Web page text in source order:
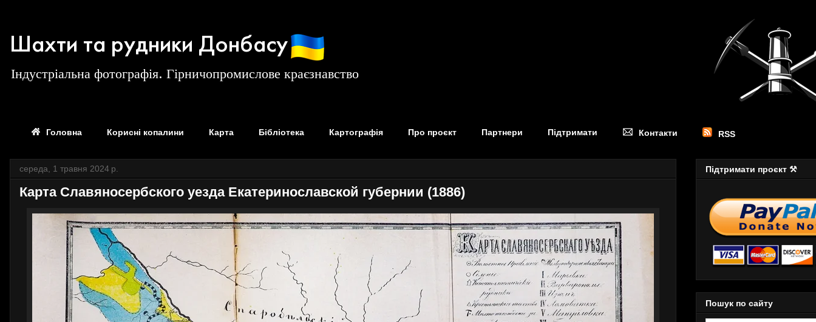
Шахти та рудники Донбасу
Індустріальна фотографія. Гірничопромислове краєзнавство
Головна Корисні копалини Карта Бібліотека Картографія Про проєкт Партнери Підтримати Контакти RSS
середа, 1 травня 2024 р.
Карта Славяносербского уезда Екатеринославской губернии (1886)
Підтримати проєкт ⚒
Пошук по сайту